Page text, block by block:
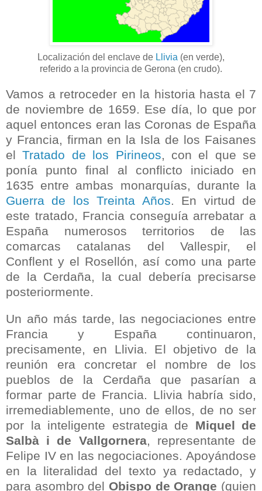
Localización del enclave de Llivia (en verde),
referido a la provincia de Gerona (en crudo).
Vamos a retroceder en la historia hasta el 7
de noviembre de 1659. Ese día, lo que por
aquel entonces eran las Coronas de España
y Francia, firman en la Isla de los Faisanes
elTratado de los Pirineos, con el que se
ponía punto final al conflicto iniciado en
1635 entre ambas monarquías, durante la
Guerra de los Treinta Años. En virtud de
este tratado, Francia conseguía arrebatar a
España numerosos territorios de las
comarcas catalanas del Vallespir, el
Conflent y el Rosellón, así como una parte
de la Cerdaña, la cual debería precisarse
posteriormente.
Un año más tarde, las negociaciones entre
Francia y España continuaron,
precisamente, en Llivia. El objetivo de la
reunión era concretar el nombre de los
pueblos de la Cerdaña que pasarían a
formar parte de Francia. Llivia habría sido,
irremediablemente, uno de ellos, de no ser
por la inteligente estrategia de Miquel de
Salbà i de Vallgornera, representante de
Felipe IV en las negociaciones. Apoyándose
en la literalidad del texto ya redactado, y
para asombro del Obispo de Orange (quien